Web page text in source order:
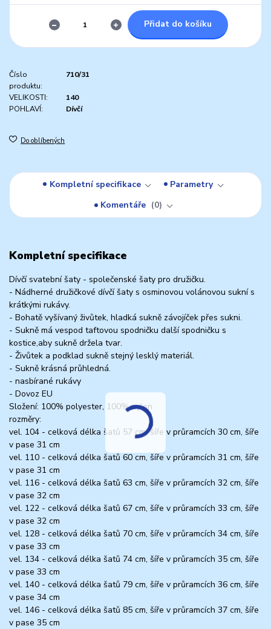
Přidat do košíku
Číslo
produktu:
710/31
VELIKOSTI:
140
POHLAVÍ:
Dívčí
Do oblíbených
Kompletní specifikace
Parametry
Komentáře
0
Kompletní specifikace
Dívčí svatební šaty - společenské šaty pro družičku.
- Nádherné družičkové dívčí šaty s osminovou volánovou sukní s
krátkými rukávy.
- Bohatě vyšívaný živůtek, hladká sukně závojíček přes sukni.
- Sukně má vespod taftovou spodničku další spodničku s
kostice,aby sukně držela tvar.
- Živůtek a podklad sukně stejný lesklý materiál.
- Sukně krásná průhledná.
- nasbírané rukávy
- Dovoz EU
Složení: 100% polyester, 100% nylon
rozměry:
vel. 104 - celková délka šatů 57 cm, šíře v průramcích 30 cm, šíře
v pase 31 cm
vel. 110 - celková délka šatů 60 cm, šíře v průramcích 31 cm, šíře
v pase 31 cm
vel. 116 - celková délka šatů 63 cm, šíře v průramcích 32 cm, šíře
v pase 32 cm
vel. 122 - celková délka šatů 67 cm, šíře v průramcích 33 cm, šíře
v pase 32 cm
vel. 128 - celková délka šatů 70 cm, šíře v průramcích 34 cm, šíře
v pase 33 cm
vel. 134 - celková délka šatů 74 cm, šíře v průramcích 35 cm, šíře
v pase 33 cm
vel. 140 - celková délka šatů 79 cm, šíře v průramcích 36 cm, šíře
v pase 34 cm
vel. 146 - celková délka šatů 85 cm, šíře v průramcích 37 cm, šíře
v pase 35 cm